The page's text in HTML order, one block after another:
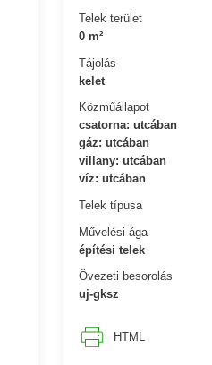
Telek terület
0 m²
Tájolás
kelet
Közműállapot
csatorna: utcában
gáz: utcában
villany: utcában
víz: utcában
Telek típusa
Művelési ága
építési telek
Övezeti besorolás
uj-gksz
HTML